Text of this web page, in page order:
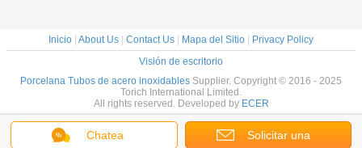
Chatea Solicitar una
Inicio | About Us | Contact Us | Mapa del Sitio | Privacy Policy
Visión de escritorio
Porcelana Tubos de acero inoxidables Supplier. Copyright © 2016 - 2025
Torich International Limited.
All rights reserved. Developed by ECER